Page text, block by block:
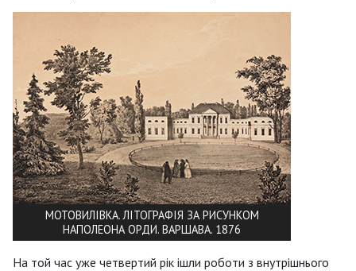
МОТОВИЛІВКА. ЛІТОГРАФІЯ ЗА РИСУНКОМ
НАПОЛЕОНА ОРДИ. ВАРШАВА. 1876
На той час уже четвертий рік ішли роботи з внутрішнього